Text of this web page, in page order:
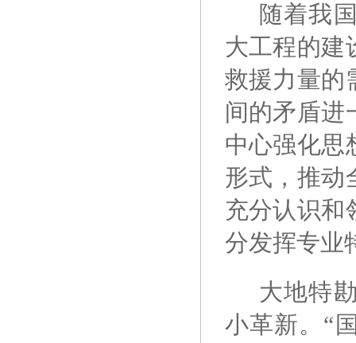
随着我
大工程的建
救援力量的
间的矛盾进
中心强化思
形式，推动
充分认识和
分发挥专业
大地特
小革新。“